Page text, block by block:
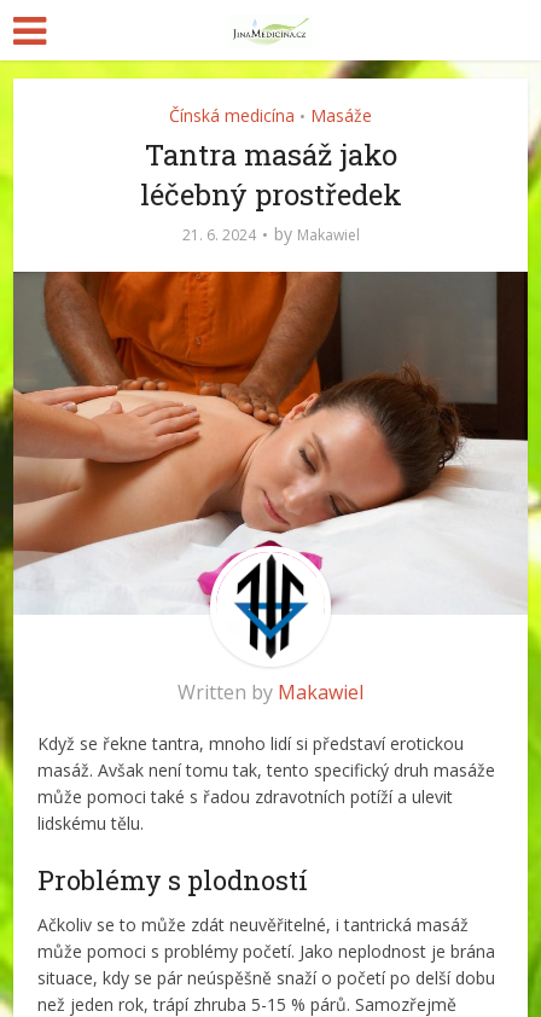
Čínská medicína • Masáže
Tantra masáž jako
léčebný prostředek
21. 6. 2024 by Makawiel
Written by Makawiel
Když se řekne tantra, mnoho lidí si představí erotickou
masáž. Avšak není tomu tak, tento specifický druh masáže
může pomoci také s řadou zdravotních potíží a ulevit
lidskému tělu.
Problémy s plodností
Ačkoliv se to může zdát neuvěřitelné, i tantrická masáž
může pomoci s problémy početí. Jako neplodnost je brána
situace, kdy se pár neúspěšně snaží o početí po delší dobu
než jeden rok, trápí zhruba 5-15 % párů. Samozřejmě